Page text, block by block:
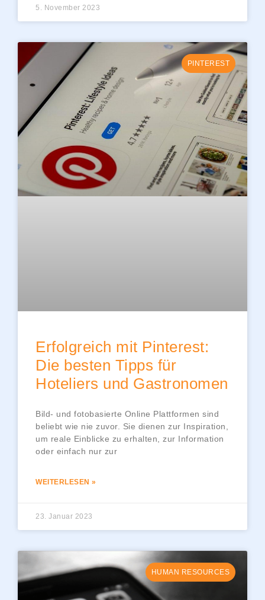
5. November 2023
PINTEREST
Erfolgreich mit Pinterest:
Die besten Tipps für
Hoteliers und Gastronomen
Bild- und fotobasierte Online Plattformen sind
beliebt wie nie zuvor. Sie dienen zur Inspiration,
um reale Einblicke zu erhalten, zur Information
oder einfach nur zur
WEITERLESEN »
23. Januar 2023
HUMAN RESOURCES